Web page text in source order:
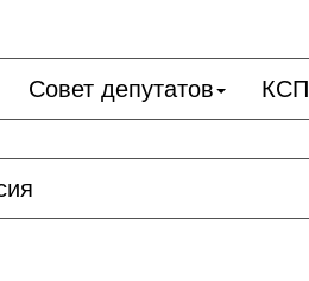
Совет депутатов КСП